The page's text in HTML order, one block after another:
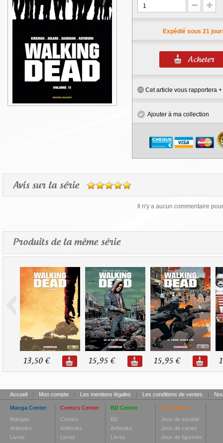
Expédié sous 21
Cet article vous rapportera +
Ajouter à ma collection
Avis sur la série
Il n'y a aucun commentaire
Produits de la même série
13,50 € 15,95 € 15,95 €
Accueil | Mon compte | Les mentions légales | Les conditions de ventes |
Manga Center
Mangas
Artbooks
Livres
Comics Center
Comics
Artbooks
Livres
BD Center
BD
Artbooks
Livres
Toy Center
Jeux de société
Jeux de cartes
Jeux de figurines